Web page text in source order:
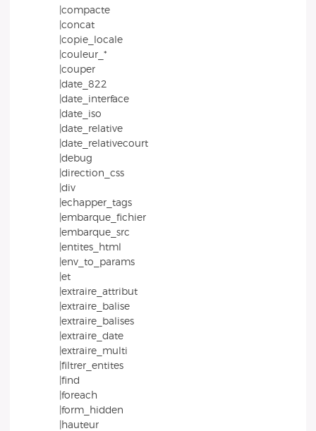
|compacte
|concat
|copie_locale
|couleur_*
|couper
|date_822
|date_interface
|date_iso
|date_relative
|date_relativecourt
|debug
|direction_css
|div
|echapper_tags
|embarque_fichier
|embarque_src
|entites_html
|env_to_params
|et
|extraire_attribut
|extraire_balise
|extraire_balises
|extraire_date
|extraire_multi
|filtrer_entites
|find
|foreach
|form_hidden
|hauteur